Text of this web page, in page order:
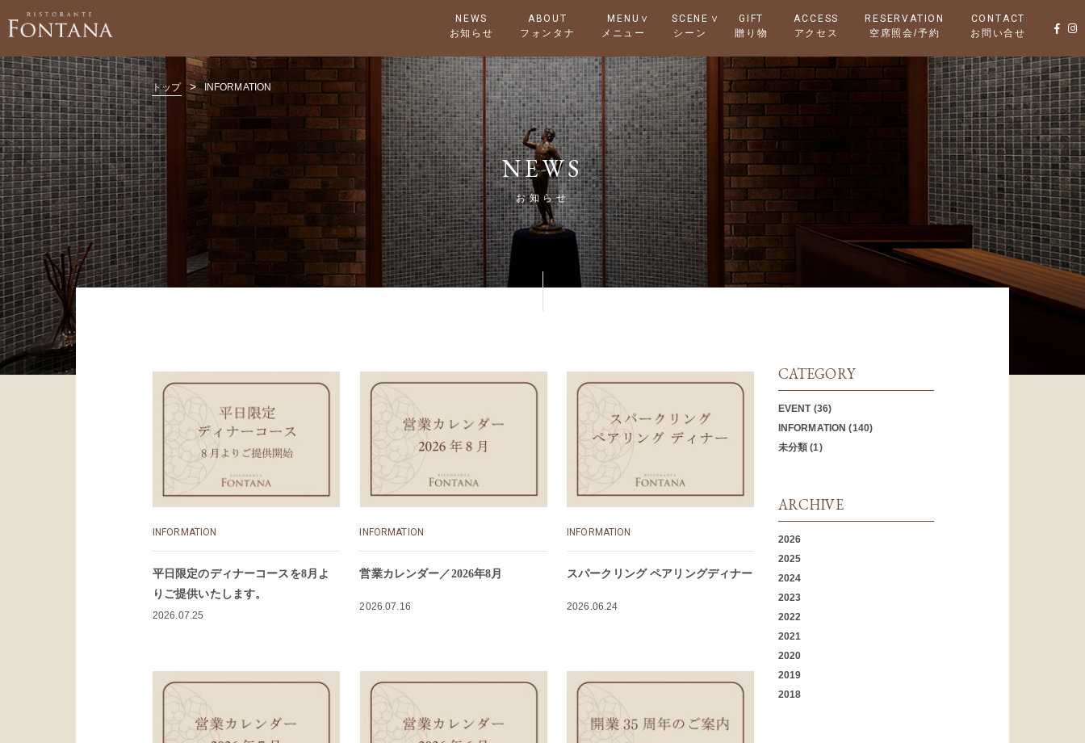
NEWS ABOUT MENU SCENE GIFT ACCESS RESERVATION CONTACT
トップ > INFORMATION
NEWS
INFORMATION
平日限定のディナーコースを8月よ
りご提供いたします。
2026.07.25
INFORMATION
営業カレンダー／2026年8月
2026.07.16
INFORMATION
スパークリング ペアリングディナー
2026.06.24
CATEGORY
EVENT(36)
INFORMATION (140)
未分類 (1)
ARCHIVE
2026
2025
2024
2023
2022
2021
2020
2019
2018